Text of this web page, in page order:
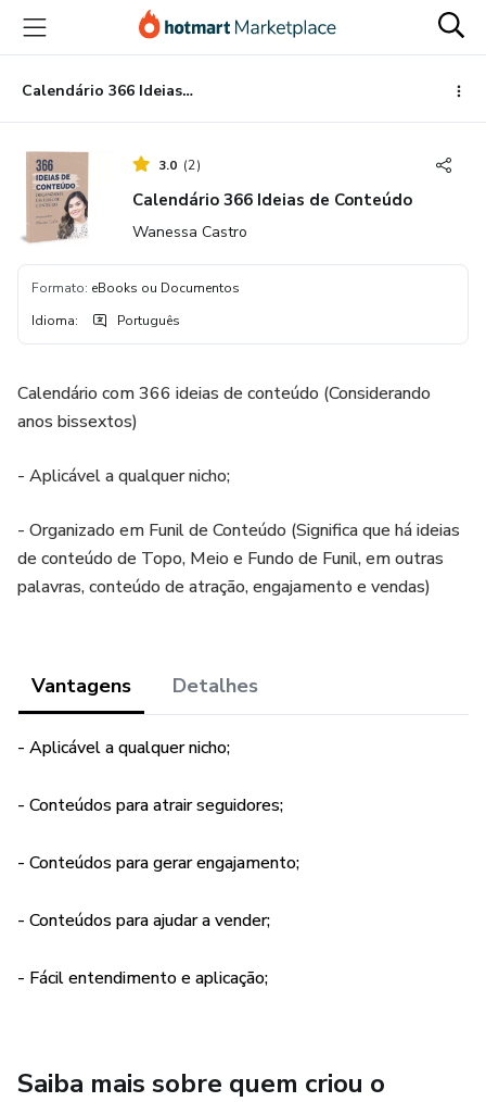
para
conteúdo
principal
para
pagamento
para
rodapé
Calendário 366 Ideias de Conteúdo
3.0 (2)
Calendário 366 Ideias de Conteúdo
Wanessa Castro
Formato: eBooks ou Documentos
Idioma: Português
Calendário com 366 ideias de conteúdo (Considerando
anos bissextos)
- Aplicável a qualquer nicho;
- Organizado em Funil de Conteúdo (Significa que há ideias
de conteúdo de Topo, Meio e Fundo de Funil, em outras
palavras, conteúdo de atração, engajamento e vendas)
Vantagens Detalhes
- Aplicável a qualquer nicho;
- Conteúdos para atrair seguidores;
- Conteúdos para gerar engajamento;
- Conteúdos para ajudar a vender;
- Fácil entendimento e aplicação;
Saiba mais sobre quem criou o